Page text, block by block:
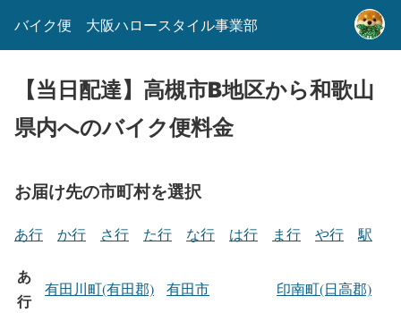
バイク便 大阪ハロースタイル事業部
【当日配達】高槻市B地区から和歌山
県内へのバイク便料金
お届け先の市町村を選択
あ行 か行 さ行 た行 な行 は行 ま行 や行 駅
あ
行
有田川町(有田郡) 有田市 印南町(日高郡)